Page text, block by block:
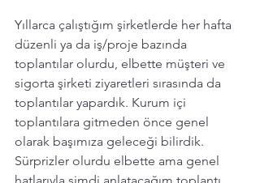
Yıllarca çalıştığım şirketlerde her hafta
düzenli ya da iş/proje bazında
toplantılar olurdu, elbette müşteri ve
sigorta şirketi ziyaretleri sırasında da
toplantılar yapardık. Kurum içi
toplantılara gitmeden önce genel
olarak başımıza geleceği bilirdik.
Sürprizler olurdu elbette ama genel